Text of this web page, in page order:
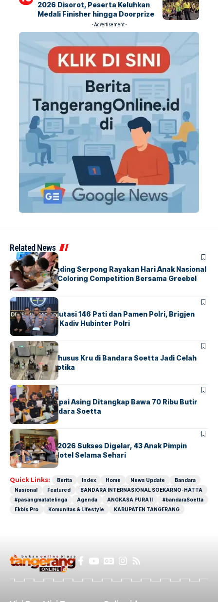
2026 Disorot, Peserta Keluhkan
Medali Finisher hingga Doorprize
- Advertisement -
Related News
BERITAINDEX
Atria Hotel Gading Serpong Rayakan Hari Anak Nasional
Lewat Family Coloring Competition Bersama Greebel
Indonesia
BERITA
Mabes Polri Mutasi 146 Pati dan Pamen Polri, Brigjen
Untung Jabat Kadiv Hubinter Polri
BANDARABERITA
Ketika Jalur Khusus Kru di Bandara Soetta Jadi Celah
Sindikat Narkotika
BANDARA BERITA
Kopilot Maskapai Asing Ditangkap Bawa 70 Ribu Butir
Ekstasi di Bandara Soetta
BERITAINDEX
GM For A Day 2026 Sukses Digelar, 43 Anak Pimpin
Operasional Hotel Selama Sehari
Quick Links: Berita Index Home News Update
Bandara
Nasional
Featured
BANDARA INTERNASIONAL SOEKARNO-HATTA
#pasangmatatelinga
Agenda ANGKASA PURA II
#bandaraSoetta
Ekbis Pro
Komunitas & Lifestyle KABUPATEN TANGERANG